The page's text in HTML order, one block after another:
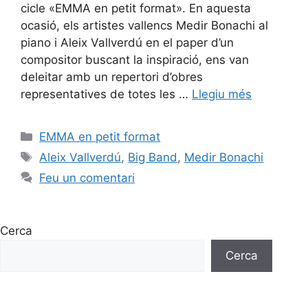
cicle «EMMA en petit format». En aquesta
ocasió, els artistes vallencs Medir Bonachi al
piano i Aleix Vallverdú en el paper d’un
compositor buscant la inspiració, ens van
deleitar amb un repertori d’obres
representatives de totes les … Llegiu més
EMMA en petit format
Aleix Vallverdú, Big Band , Medir Bonachi
Feu un comentari
Cerca
Cerca